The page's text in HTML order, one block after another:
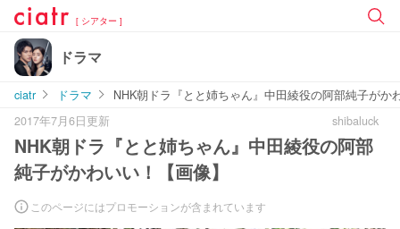
[ シアター ]
ドラマ
ciatr ドラマ
NHK朝ドラ『とと姉ちゃん』中田綾役の阿部純子がか
2017年7月6日更新
shibaluck
NHK朝ドラ『とと姉ちゃん』中田綾役の阿部
純子がかわいい！【画像】
このページにはプロモーションが含まれています